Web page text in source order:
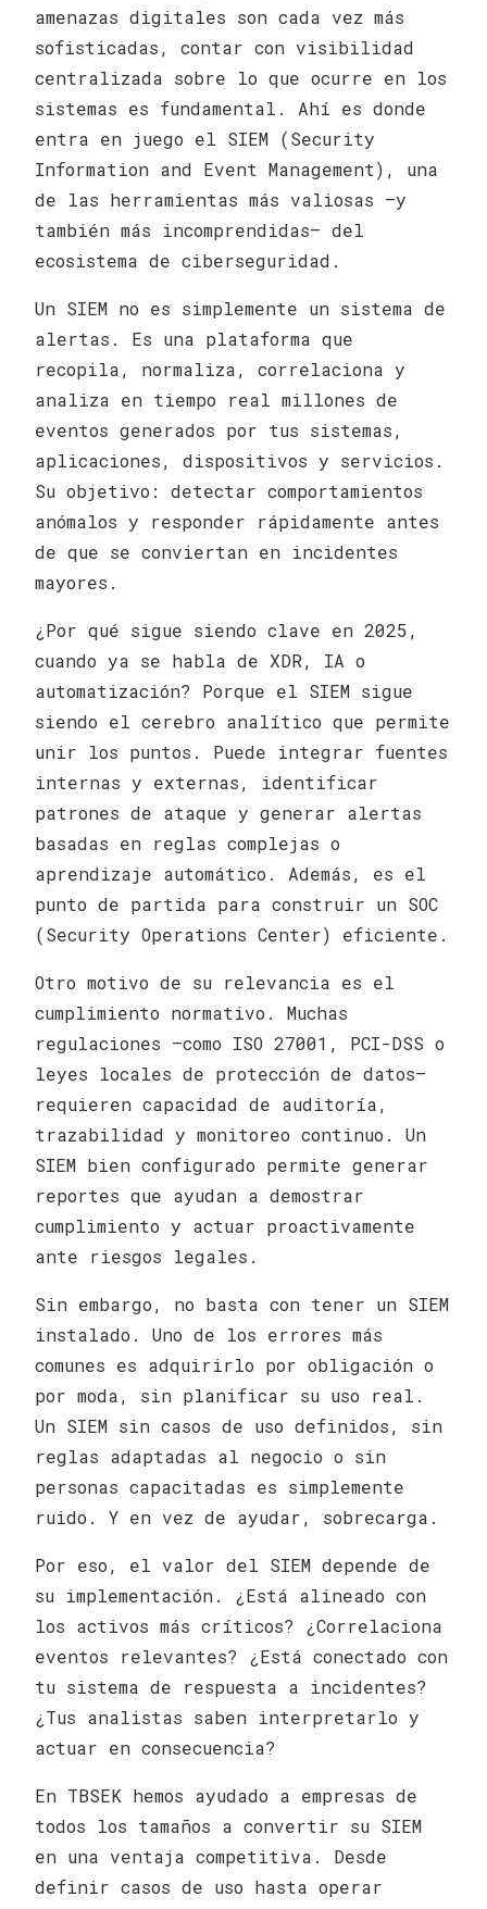
amenazas digitales son cada vez más
sofisticadas, contar con visibilidad
centralizada sobre lo que ocurre en los
sistemas es fundamental. Ahí es donde
entra en juego el SIEM (Security
Information and Event Management), una
de las herramientas más valiosas —y
también más incomprendidas— del
ecosistema de ciberseguridad.
Un SIEM no es simplemente un sistema de
alertas. Es una plataforma que
recopila, normaliza, correlaciona y
analiza en tiempo real millones de
eventos generados por tus sistemas,
aplicaciones, dispositivos y servicios.
Su objetivo: detectar comportamientos
anómalos y responder rápidamente antes
de que se conviertan en incidentes
mayores.
¿Por qué sigue siendo clave en 2025,
cuando ya se habla de XDR, IA o
automatización? Porque el SIEM sigue
siendo el cerebro analítico que permite
unir los puntos. Puede integrar fuentes
internas y externas, identificar
patrones de ataque y generar alertas
basadas en reglas complejas o
aprendizaje automático. Además, es el
punto de partida para construir un SOC
(Security Operations Center) eficiente.
Otro motivo de su relevancia es el
cumplimiento normativo. Muchas
regulaciones —como ISO 27001, PCI-DSS o
leyes locales de protección de datos—
requieren capacidad de auditoría,
trazabilidad y monitoreo continuo. Un
SIEM bien configurado permite generar
reportes que ayudan a demostrar
cumplimiento y actuar proactivamente
ante riesgos legales.
Sin embargo, no basta con tener un SIEM
instalado. Uno de los errores más
comunes es adquirirlo por obligación o
por moda, sin planificar su uso real.
Un SIEM sin casos de uso definidos, sin
reglas adaptadas al negocio o sin
personas capacitadas es simplemente
ruido. Y en vez de ayudar, sobrecarga.
Por eso, el valor del SIEM depende de
su implementación. ¿Está alineado con
los activos más críticos? ¿Correlaciona
eventos relevantes? ¿Está conectado con
tu sistema de respuesta a incidentes?
¿Tus analistas saben interpretarlo y
actuar en consecuencia?
En TBSEK hemos ayudado a empresas de
todos los tamaños a convertir su SIEM
en una ventaja competitiva. Desde
definir casos de uso hasta operar